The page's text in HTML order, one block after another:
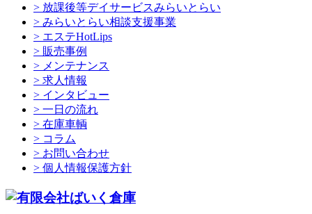
> 放課後等デイサービスみらいとらい
> みらいとらい相談支援事業
> エステHotLips
> 販売事例
> メンテナンス
> 求人情報
> インタビュー
> 一日の流れ
> 在庫車輌
> コラム
> お問い合わせ
> 個人情報保護方針